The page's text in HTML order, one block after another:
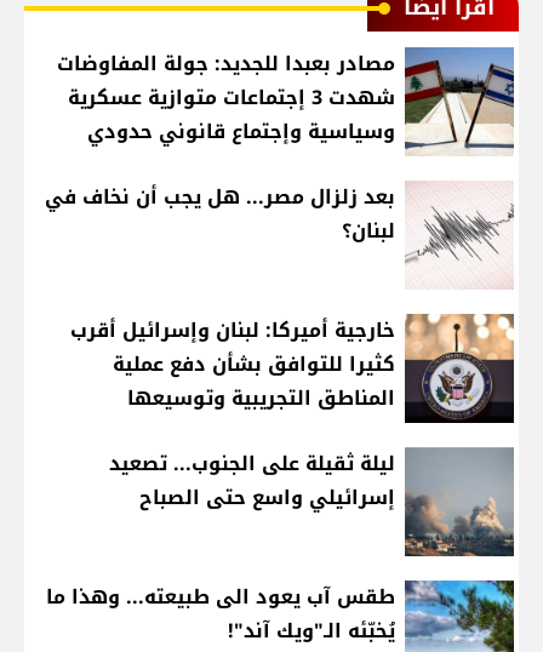
مصادر بعبدا للجديد: جولة المفاوضات
شهدت 3 إجتماعات متوازية عسكرية
وسياسية وإجتماع قانوني حدودي
بعد زلزال مصر... هل يجب أن نخاف في
لبنان؟
خارجية أميركا: لبنان وإسرائيل أقرب
كثيرا للتوافق بشأن دفع عملية
المناطق التجريبية وتوسيعها
ليلة ثقيلة على الجنوب... تصعيد
إسرائيلي واسع حتى الصباح
طقس آب يعود الى طبيعته... وهذا ما
يُخبّئه الـ"ويك آند"!